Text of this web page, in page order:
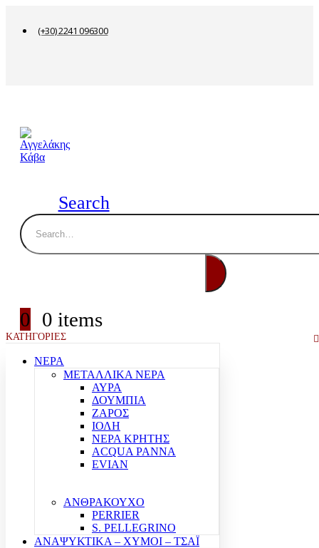
(+30) 2241 096300
Search
0 0 items
ΚΑΤΗΓΟΡΙΕΣ
ΝΕΡΑ
ΜΕΤΑΛΛΙΚΑ ΝΕΡΑ
ΑΥΡΑ
ΔΟΥΜΠΙΑ
ΖΑΡΟΣ
ΙΟΛΗ
ΝΕΡΑ ΚΡΗΤΗΣ
ACQUA PANNA
EVIAN
ΑΝΘΡΑΚΟΥΧΟ
PERRIER
S. PELLEGRINO
ΑΝΑΨΥΚΤΙΚΑ – ΧΥΜΟΙ – ΤΣΑΪ